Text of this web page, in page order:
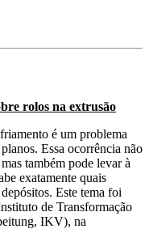
rolos na extrusão
é um problema
Essa ocorrência não
também pode levar à
exatamente quais
Este tema foi
de Transformação
IKV), na